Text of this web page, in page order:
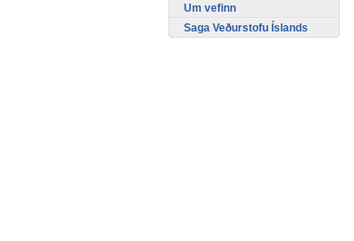
Um vefinn
Saga Veðurstofu Íslands